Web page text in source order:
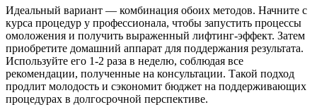
Идеальный вариант — комбинация обоих методов. Начните с
курса процедур у профессионала, чтобы запустить процессы
омоложения и получить выраженный лифтинг-эффект. Затем
приобретите домашний аппарат для поддержания результата.
Используйте его 1-2 раза в неделю, соблюдая все
рекомендации, полученные на консультации. Такой подход
продлит молодость и сэкономит бюджет на поддерживающих
процедурах в долгосрочной перспективе.